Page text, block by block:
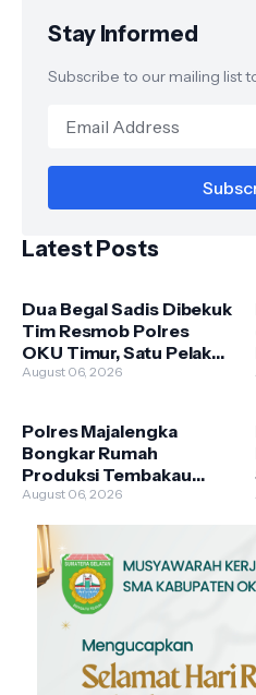
Stay Informed
Subscribe to our mailing list
Latest Posts
Dua Begal Sadis Dibekuk
Tim Resmob Polres
OKU Timur, Satu Pelaku
Dilumpuhkan dengan
August 06, 2026
Polres Majalengka
Bongkar Rumah
Produksi Tembakau
Sintetis, Satu Produsen
Diburu
August 06, 2026